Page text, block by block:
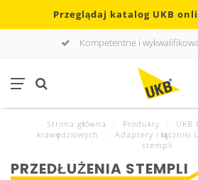
Przeglądaj katalog UKB
Kompetentne i
Strona główna Produkty
UKB
krawędziowych
Adaptery i łączniki
stempli
PRZEDŁUŻENIA STEMPLI